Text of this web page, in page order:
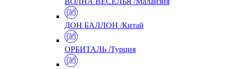
ДОН БАЛЛОН /Китай
ОРБИТАЛЬ /Турция